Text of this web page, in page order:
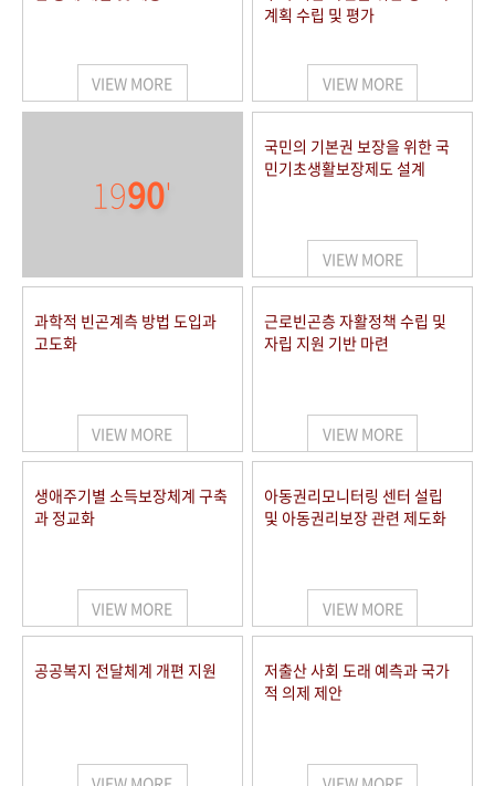
VIEW MORE
계획 수립 및 평가
VIEW MORE
1990'
국민의 기본권 보장을 위한 국
민기초생활보장제도 설계
VIEW MORE
과학적 빈곤계측 방법 도입과
고도화
VIEW MORE
근로빈곤층 자활정책 수립 및
자립 지원 기반 마련
VIEW MORE
생애주기별 소득보장체계 구축
과 정교화
VIEW MORE
아동권리모니터링 센터 설립
및 아동권리보장 관련 제도화
VIEW MORE
공공복지 전달체계 개편 지원
저출산 사회 도래 예측과 국가
적 의제 제안